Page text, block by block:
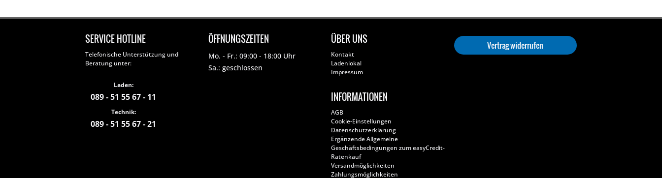
SERVICE HOTLINE
Telefonische Unterstützung und
Beratung unter:
Laden:
089 - 51 55 67 - 11
Technik:
089 - 51 55 67 - 21
ÖFFNUNGSZEITEN
Mo. - Fr.: 09:00 - 18:00 Uhr
Sa.: geschlossen
ÜBER UNS
Kontakt
Ladenlokal
Impressum
INFORMATIONEN
AGB
Cookie-Einstellungen
Datenschutzerklärung
Ergänzende Allgemeine
Geschäftsbedingungen zum easyCredit-
Ratenkauf
Versandmöglichkeiten
Zahlungsmöglichkeiten
Vertrag widerrufen